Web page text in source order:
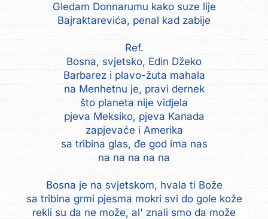
Gledam Donnarumu kako suze lije
Bajraktarevića, penal kad zabije
Ref.
Bosna, svjetsko, Edin Džeko
Barbarez i plavo-žuta mahala
na Menhetnu je, pravi dernek
što planeta nije vidjela
pjeva Meksiko, pjeva Kanada
zapjevaće i Amerika
sa tribina glas, đe god ima nas
na na na na na
Bosna je na svjetskom, hvala ti Bože
sa tribina grmi pjesma mokri svi do gole kože
rekli su da ne može, al' znali smo da može